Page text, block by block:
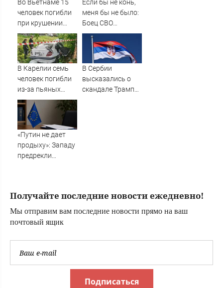
Во Вьетнаме 15
человек погибли
при крушении
туристического
катера
Если бы не конь,
меня бы не было:
Боец СВО
признался, что
спасло его в
схватке с
медведем, когда в
В Карелии семь
человек погибли
из-за пьяных
водителей
В Сербии
высказались о
скандале Трампа
«Путин не дает
продыху»: Западу
предрекли
Получайте последние новости ежедневно!
Мы отправим вам последние новости прямо на ваш
почтовый ящик
Подписаться